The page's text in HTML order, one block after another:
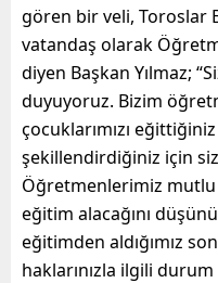
gören bir veli, Toroslar
vatandaş olarak
diyen Başkan Yılmaz;
duyuyoruz. Bizim
çocuklarımızı
şekillendirdiğiniz için
Öğretmenlerimiz mutlu
eğitim alacağını
eğitimden aldığımız
haklarınızla ilgili